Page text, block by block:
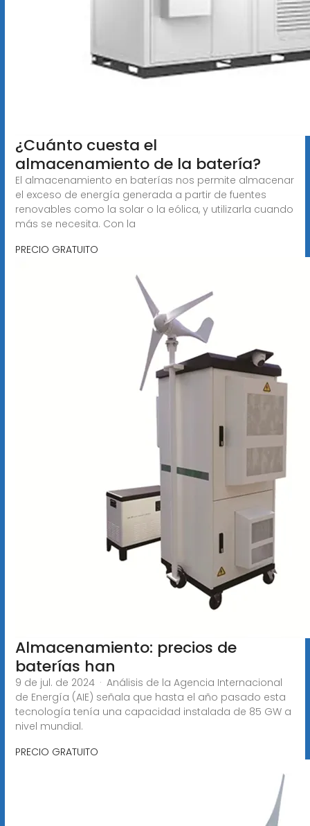
¿Cuánto cuesta el
almacenamiento de la batería?
El almacenamiento en baterías nos permite almacenar
el exceso de energía generada a partir de fuentes
renovables como la solar o la eólica, y utilizarla cuando
más se necesita. Con la
PRECIO GRATUITO
Almacenamiento: precios de
baterías han
9 de jul. de 2024 · Análisis de la Agencia Internacional
de Energía (AIE) señala que hasta el año pasado esta
tecnología tenía una capacidad instalada de 85 GW a
nivel mundial.
PRECIO GRATUITO